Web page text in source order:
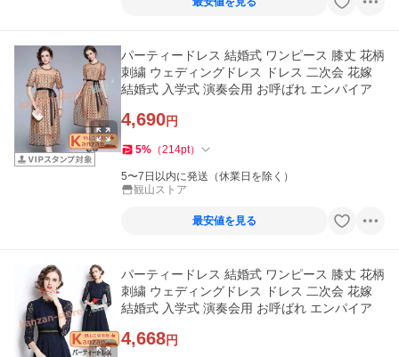
パーティードレス 結婚式 ワンピース 膝丈 花柄
刺繍 ウェディングドレス ドレス 二次会 花嫁
結婚式 入学式 演奏会用 お呼ばれ エンパイア
4,690円
5% （214pt）
5〜7日以内に発送（休業日を除く）
観山ストア
最安値を見る
パーティードレス 結婚式 ワンピース 膝丈 花柄
刺繍 ウェディングドレス ドレス 二次会 花嫁
結婚式 入学式 演奏会用 お呼ばれ エンパイア
4,668円